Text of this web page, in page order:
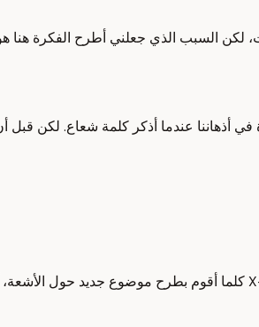
لكن السبب الذي جعلني أطرح الفكرة هنا
أذهاننا عندما أذكر كلمة شعاع. لكن